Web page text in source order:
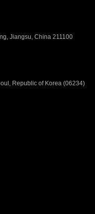
Jiangsu, China 211100
Republic of Korea (06234)